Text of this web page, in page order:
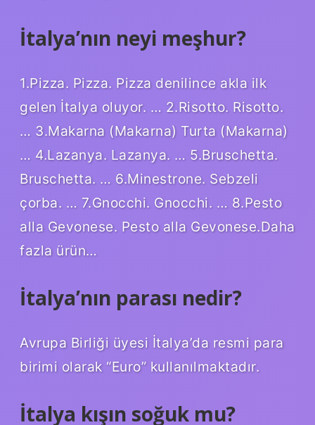
İtalya’nın neyi meşhur?
1.Pizza. Pizza. Pizza denilince akla ilk
gelen İtalya oluyor. … 2.Risotto. Risotto.
… 3.Makarna (Makarna) Turta (Makarna)
… 4.Lazanya. Lazanya. … 5.Bruschetta.
Bruschetta. … 6.Minestrone. Sebzeli
çorba. … 7.Gnocchi. Gnocchi. … 8.Pesto
alla Gevonese. Pesto alla Gevonese.Daha
fazla ürün…
İtalya’nın parası nedir?
Avrupa Birliği üyesi İtalya’da resmi para
birimi olarak “Euro” kullanılmaktadır.
İtalya kışın soğuk mu?